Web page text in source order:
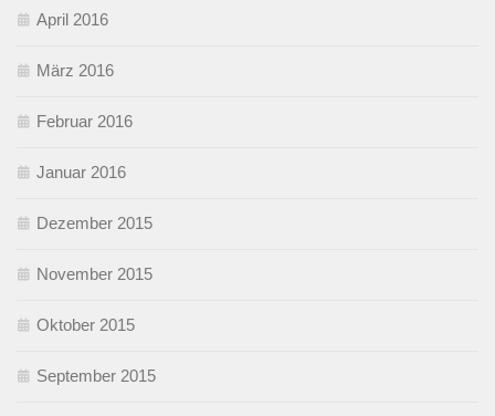
April 2016
März 2016
Februar 2016
Januar 2016
Dezember 2015
November 2015
Oktober 2015
September 2015